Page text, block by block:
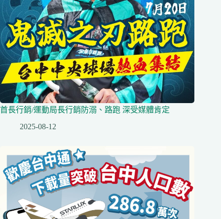
首長行銷/運動局長行銷防溺、路跑 深受媒體肯定
2025-08-12